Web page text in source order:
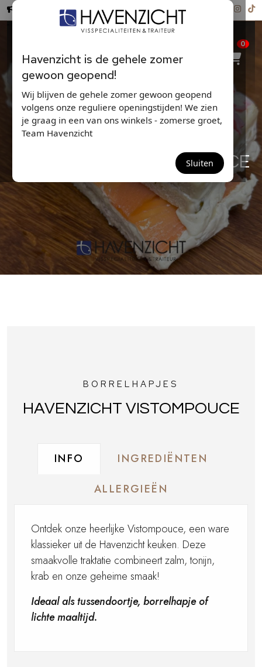
Havenzicht is de gehele zomer
gewoon geopend!
Wij blijven de gehele zomer gewoon geopend
volgens onze reguliere openingstijden! We zien
je graag in een van ons winkels - zomerse groet,
Team Havenzicht
Sluiten
Hollandse Nieuwe ...
0
HAVENZICHT VISTOMPOUCE
BORRELHAPJES
HAVENZICHT VISTOMPOUCE
INFO
INGREDIËNTEN
ALLERGIEËN
Ontdek onze heerlijke Vistompouce, een ware
klassieker uit de Havenzicht keuken. Deze
smaakvolle traktatie combineert zalm, tonijn,
krab en onze geheime smaak!
Ideaal als tussendoortje, borrelhapje of
lichte maaltijd.